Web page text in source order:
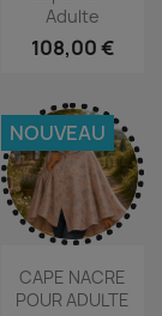
Adulte
108,00 €
CAPE NACRE
POUR ADULTE
NOUVEAU